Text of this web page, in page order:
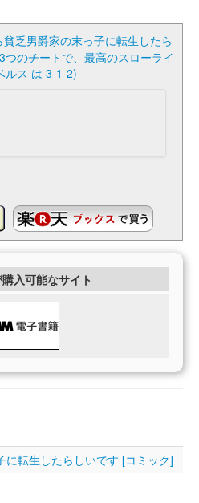
貧乏男爵家の末っ子に転生したら
つのチートで、最高のスローライ
ルス は 3-1-2)
入可能なサイト
に転生したらしいです [コミック]